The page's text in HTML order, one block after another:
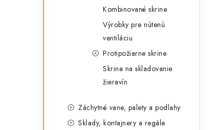
Kombinované skrine
Výrobky pre nútenú
ventiláciu
Protipožiarne skrine
Skrine na skladovanie
žieravín
Záchytné vane, palety a podlahy
Sklady, kontajnery a regále